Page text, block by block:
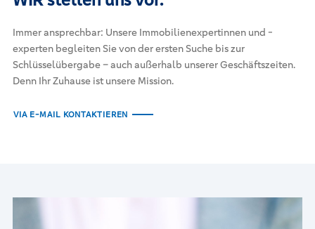
Immer ansprechbar: Unsere Immobilienexpertinnen und -
experten begleiten Sie von der ersten Suche bis zur
Schlüsselübergabe – auch außerhalb unserer Geschäftszeiten.
Denn Ihr Zuhause ist unsere Mission.
VIA E-MAIL KONTAKTIEREN